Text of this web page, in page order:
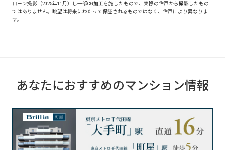
ローン撮影（2025年11月）し一部CG加工を施したもので、実際の住戸から撮影したもの
ではありません。眺望は将来にわたって保証されるものではなく、住戸により異なりま
す。
あなたにおすすめのマンション情報